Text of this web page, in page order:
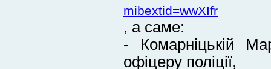
mibextid=wwXIfr
, а саме:
- Комарніцькій
офіцеру поліції,